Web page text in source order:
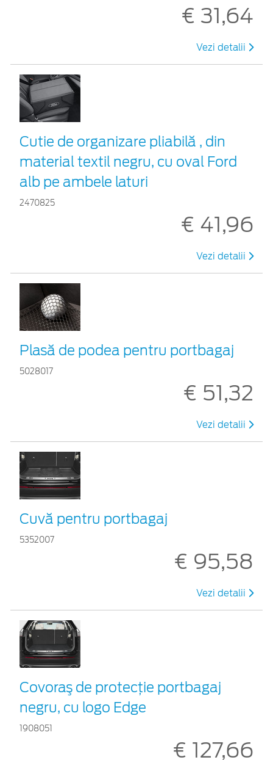
€ 31,64
Vezi detalii
Cutie de organizare pliabilă , din
material textil negru, cu oval Ford
alb pe ambele laturi
2470825
€ 41,96
Vezi detalii
Plasă de podea pentru portbagaj
5028017
€ 51,32
Vezi detalii
Cuvă pentru portbagaj
5352007
€ 95,58
Vezi detalii
Covoraş de protecţie portbagaj
negru, cu logo Edge
1908051
€ 127,66